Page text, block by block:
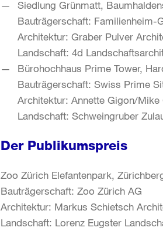
Siedlung Grünmatt,
Bauträgerschaft: Familienheim-
Architektur: Graber Pulver
Landschaft: 4d
Bürohochhaus Prime Tower,
Bauträgerschaft: Swiss Prime
Architektur: Annette Gigon/
Landschaft: Schweingruber
Der Publikumspreis
Zoo Zürich Elefantenpark,
Bauträgerschaft: Zoo Zürich AG
Architektur: Markus Schietsch
Landschaft: Lorenz Eugster